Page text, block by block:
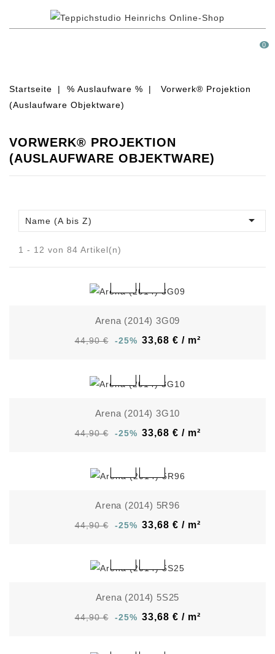
0
Startseite % Auslaufware %
Vorwerk® Projektion
(Auslaufware Objektware)
VORWERK® PROJEKTION
(AUSLAUFWARE OBJEKTWARE)
Name (A bis Z) 
1 - 12 von 84 Artikel(n)
Arena (2014) 3G09
44,90 € -25% 33,68 € / m²
Arena (2014) 3G10
44,90 € -25% 33,68 € / m²
Arena (2014) 5R96
44,90 € -25% 33,68 € / m²
Arena (2014) 5S25
44,90 € -25% 33,68 € / m²